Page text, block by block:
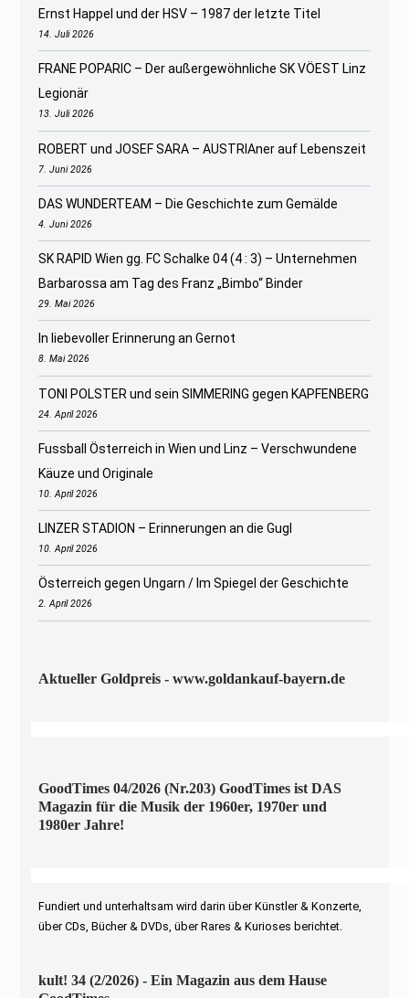
Ernst Happel und der HSV – 1987 der letzte Titel
14. Juli 2026
FRANE POPARIC – Der außergewöhnliche SK VÖEST Linz
Legionär
13. Juli 2026
ROBERT und JOSEF SARA – AUSTRIAner auf Lebenszeit
7. Juni 2026
DAS WUNDERTEAM – Die Geschichte zum Gemälde
4. Juni 2026
SK RAPID Wien gg. FC Schalke 04 (4 : 3) – Unternehmen
Barbarossa am Tag des Franz „Bimbo“ Binder
29. Mai 2026
In liebevoller Erinnerung an Gernot
8. Mai 2026
TONI POLSTER und sein SIMMERING gegen KAPFENBERG
24. April 2026
Fussball Österreich in Wien und Linz – Verschwundene
Käuze und Originale
10. April 2026
LINZER STADION – Erinnerungen an die Gugl
10. April 2026
Österreich gegen Ungarn / Im Spiegel der Geschichte
2. April 2026
Aktueller Goldpreis - www.goldankauf-bayern.de
GoodTimes 04/2026 (Nr.203) GoodTimes ist DAS
Magazin für die Musik der 1960er, 1970er und
1980er Jahre!
Fundiert und unterhaltsam wird darin über Künstler & Konzerte,
über CDs, Bücher & DVDs, über Rares & Kurioses berichtet.
kult! 34 (2/2026) - Ein Magazin aus dem Hause